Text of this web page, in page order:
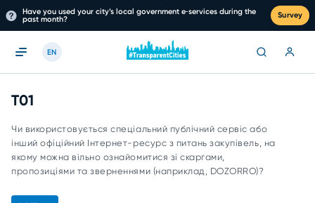
Have you used your city’s local government e‑services during the
past month?
Survey
EN
T01
Чи використовується спеціальний публічний сервіс або
інший офіційний Інтернет-ресурс з питань закупівель, на
якому можна вільно ознайомитися зі скаргами,
пропозиціями та зверненнями (наприклад, DOZORRO)?